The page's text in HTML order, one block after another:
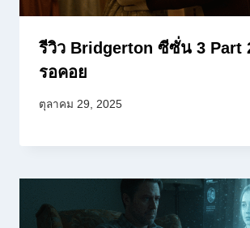
รีวิว Bridgerton ซีซั่น 3 Part
รอคอย
ตุลาคม 29, 2025